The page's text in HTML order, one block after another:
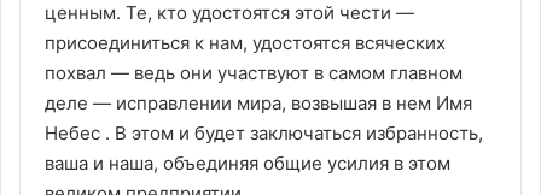
ценным. Те, кто удостоятся этой чести —
присоединиться к нам, удостоятся всяческих
похвал — ведь они участвуют в самом главном
деле — исправлении мира, возвышая в нем Имя
Небес . В этом и будет заключаться избранность,
ваша и наша, объединяя общие усилия в этом